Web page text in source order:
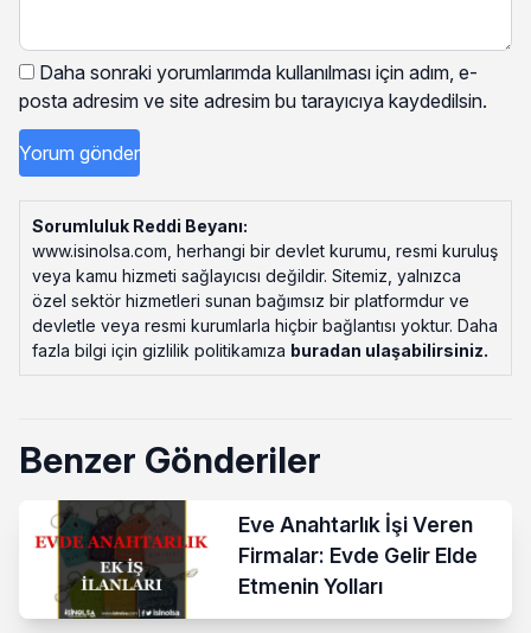
Daha sonraki yorumlarımda kullanılması için adım, e-
posta adresim ve site adresim bu tarayıcıya kaydedilsin.
Sorumluluk Reddi Beyanı:
www.isinolsa.com, herhangi bir devlet kurumu, resmi kuruluş
veya kamu hizmeti sağlayıcısı değildir. Sitemiz, yalnızca
özel sektör hizmetleri sunan bağımsız bir platformdur ve
devletle veya resmi kurumlarla hiçbir bağlantısı yoktur. Daha
fazla bilgi için gizlilik politikamıza buradan ulaşabilirsiniz.
Benzer Gönderiler
Eve Anahtarlık İşi Veren
Firmalar: Evde Gelir Elde
Etmenin Yolları